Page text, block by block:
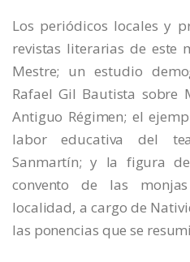
Los periódicos locales y
revistas literarias de este
Mestre; un estudio
Rafael Gil Bautista sobre
Antiguo Régimen; el
labor educativa del
Sanmartín; y la figura
convento de las
localidad, a cargo de
las ponencias que se